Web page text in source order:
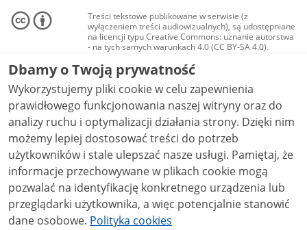
Treści tekstowe publikowane w serwisie (z
wyłączeniem treści audiowizualnych), są udostępniane
na licencji typu Creative Commons: uznanie autorstwa
- na tych samych warunkach 4.0 (CC BY-SA 4.0).
Materiały audiowizualne, w tym zdjęcia, materiały
audio i wideo, są udostępniane na licencji typu
Creative Commons: uznanie autorstwa użycie
niekomercyjne - bez utworów zależnych 4.0 (CC BY-
NC-ND 4.0), o ile nie jest to stwierdzone inaczej.
Dbamy o Twoją prywatność
Wykorzystujemy pliki cookie w celu zapewnienia
prawidłowego funkcjonowania naszej witryny oraz do
analizy ruchu i optymalizacji działania strony. Dzięki nim
możemy lepiej dostosować treści do potrzeb
użytkowników i stale ulepszać nasze usługi. Pamiętaj, że
informacje przechowywane w plikach cookie mogą
pozwalać na identyfikację konkretnego urządzenia lub
przeglądarki użytkownika, a więc potencjalnie stanowić
dane osobowe. Polityka cookies